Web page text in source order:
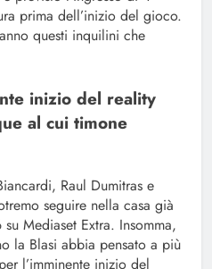
prima dell’inizio del gioco.
questi inquilini che
inizio del reality
al cui timone
Raul Dumitras e
seguire nella casa già
Mediaset Extra. Insomma,
la Blasi abbia pensato a più
l’imminente inizio del